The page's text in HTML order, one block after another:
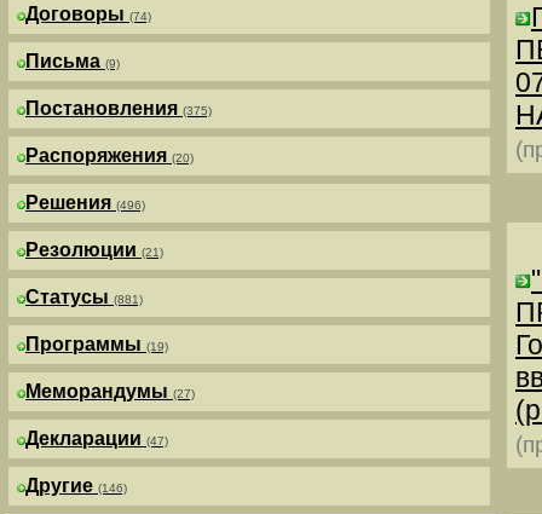
Договоры (74)
Письма (9)
Постановления (375)
Распоряжения (20)
Решения (496)
Резолюции (21)
Статусы (881)
Программы (19)
Меморандумы (27)
Декларации (47)
Другие (146)